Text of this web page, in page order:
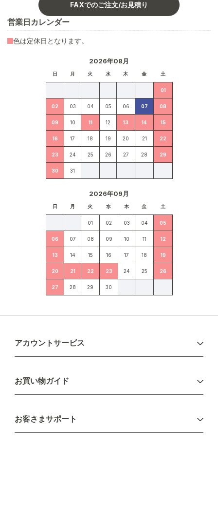
FAXでのご注文/お見積り
営業日カレンダー
2026年08月
日 月 火 水 木 金 土
01
02 03 04 05 06 07 08
09 10 11 12 13 14 15
16 17 18 19 20 21 22
23 24 25 26 27 28 29
30 31
2026年09月
日 月 火 水 木 金 土
01 02 03 04 05
06 07 08 09 10 11 12
13 14 15 16 17 18 19
20 21 22 23 24 25 26
27 28 29 30
色は定休日となります。
アカウントサービス
新規会員登録
お買い物ガイド
配送について
不良品・返品について
お客さまサポート